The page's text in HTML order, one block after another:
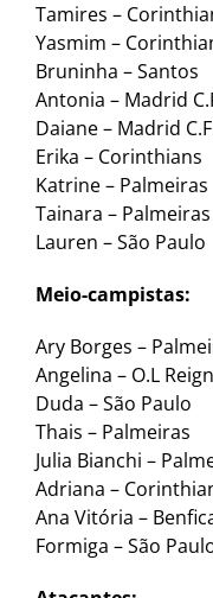
Tamires –
Yasmim –
Bruninha – Santos
Antonia – Madrid
Daiane – Madrid
Erika – Corinthians
Katrine – Palmeiras
Tainara – Palmeiras
Lauren – São Paulo
Meio-campistas:
Ary Borges –
Angelina – O.L
Duda – São Paulo
Thais – Palmeiras
Julia Bianchi –
Adriana –
Ana Vitória –
Formiga – São